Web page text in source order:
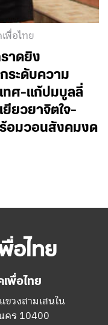
พื่อไทย
าดยิง
ระดับความ
ทศ-แก้ปมบูลลี่
ยียวยาจิตใจ-
อมวอนสังคมงด
พื่อไทย
วงสามเสนใน
คร 10400